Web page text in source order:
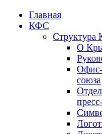
Главная
КФС
Структура
О
союза